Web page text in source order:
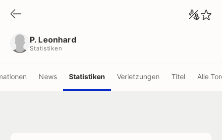
P. Leonhard
Statistiken
News Statistiken Verletzungen Titel Alle